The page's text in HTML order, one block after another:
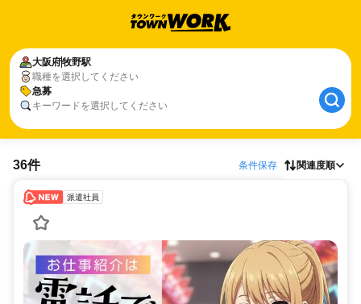
大阪府牧野駅
職種を選択してください
急募
キーワードを選択してください
36件 条件保存 関連度順
派遣社員